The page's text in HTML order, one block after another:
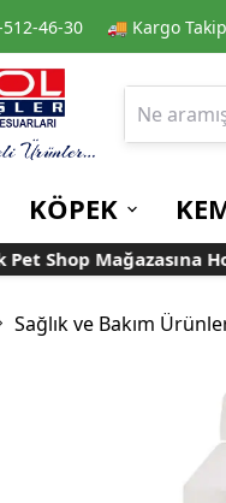
46-30 🚚 Kargo Takip
Kafes
Yemlikler
Kafes Tülleri
Kedi
KÖPEK
Konserve
Mağazasına
Sağlık ve Bakım